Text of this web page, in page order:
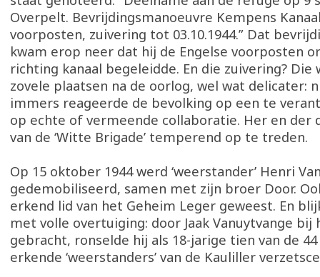
Overpelt. Bevrijdingsmanoeuvre Kempens
voorposten, zuivering tot 03.10.1944.” Dat
kwam erop neer dat hij de Engelse voorposten
richting kanaal begeleidde. En die zuivering? Die
zovele plaatsen na de oorlog, wel wat delicater:
immers reageerde de bevolking op een te
op echte of vermeende collaboratie. Her en der
van de ‘Witte Brigade’ temperend op te treden.
Op 15 oktober 1944 werd ‘weerstander’ Henri
gedemobiliseerd, samen met zijn broer Door.
erkend lid van het Geheim Leger geweest. En
met volle overtuiging: door Jaak Vanuytvange bij
gebracht, ronselde hij als 18-jarige tien van de
erkende ‘weerstanders’ van de Kauliller